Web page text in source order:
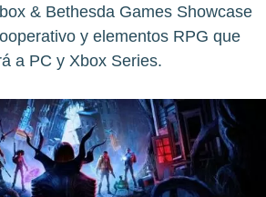
& Bethesda Games Showcase
y elementos RPG que
a PC y Xbox Series.